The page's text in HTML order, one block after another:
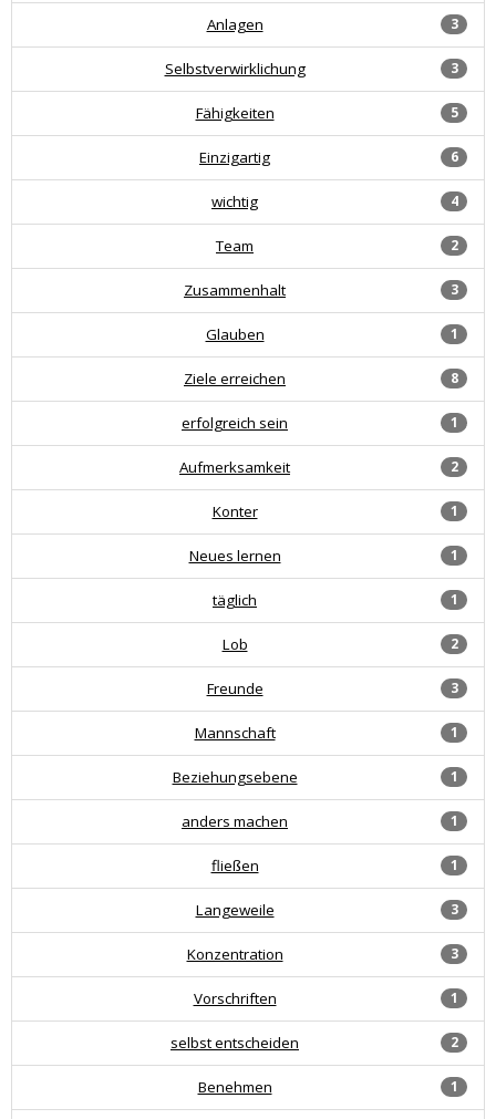
3
Anlagen
3
Selbstverwirklichung
5
Fähigkeiten
6
Einzigartig
4
wichtig
2
Team
3
Zusammenhalt
1
Glauben
8
Ziele erreichen
1
erfolgreich sein
2
Aufmerksamkeit
1
Konter
1
Neues lernen
1
täglich
2
Lob
3
Freunde
1
Mannschaft
1
Beziehungsebene
1
anders machen
1
fließen
3
Langeweile
3
Konzentration
1
Vorschriften
2
selbst entscheiden
1
Benehmen